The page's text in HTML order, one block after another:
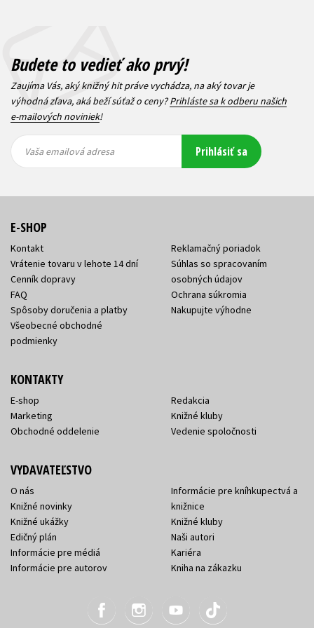
Budete to vedieť ako prvý!
Zaujíma Vás, aký knižný hit práve vychádza, na aký tovar je
výhodná zľava, aká beží súťaž o ceny?Prihláste sa k odberu našich
e-mailových noviniek!
emailová
emailová
Vaša emailová adresa Prihlásiť sa
E-SHOP
Kontakt
Vrátenie tovaru v lehote 14 dní
Cenník dopravy
FAQ
Spôsoby doručenia a platby
Všeobecné obchodné
podmienky
Reklamačný poriadok
Súhlas so spracovaním
osobných údajov
Ochrana súkromia
Nakupujte výhodne
KONTAKTY
E-shop
Marketing
Obchodné oddelenie
Redakcia
Knižné kluby
Vedenie spoločnosti
VYDAVATEĽSTVO
O nás
Knižné novinky
Knižné ukážky
Edičný plán
Informácie pre médiá
Informácie pre autorov
Informácie pre kníhkupectvá a
knižnice
Knižné kluby
Naši autori
Kariéra
Kniha na zákazku